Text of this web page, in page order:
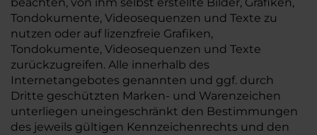
Tondokumente, Videosequenzen und Texte zu
nutzen oder auf lizenzfreie Grafiken,
Tondokumente, Videosequenzen und Texte
zurückzugreifen. Alle innerhalb des
Internetangebotes genannten und ggf. durch
Dritte geschützten Marken- und Warenzeichen
unterliegen uneingeschränkt den Bestimmungen
des jeweils gültigen Kennzeichenrechts und den